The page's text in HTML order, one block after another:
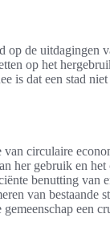
op de uitdagingen
op het
is dat een stad
circulaire
her gebruik en het
benutting van
van bestaande
een